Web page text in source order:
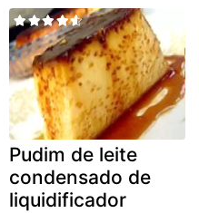
Pudim de leite
condensado de
liquidificador